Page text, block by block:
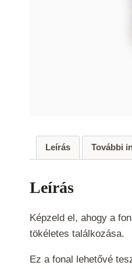
Leírás További
Leírás
Képzeld el, ahogy a
tökéletes találkozása.
Ez a fonal lehetővé